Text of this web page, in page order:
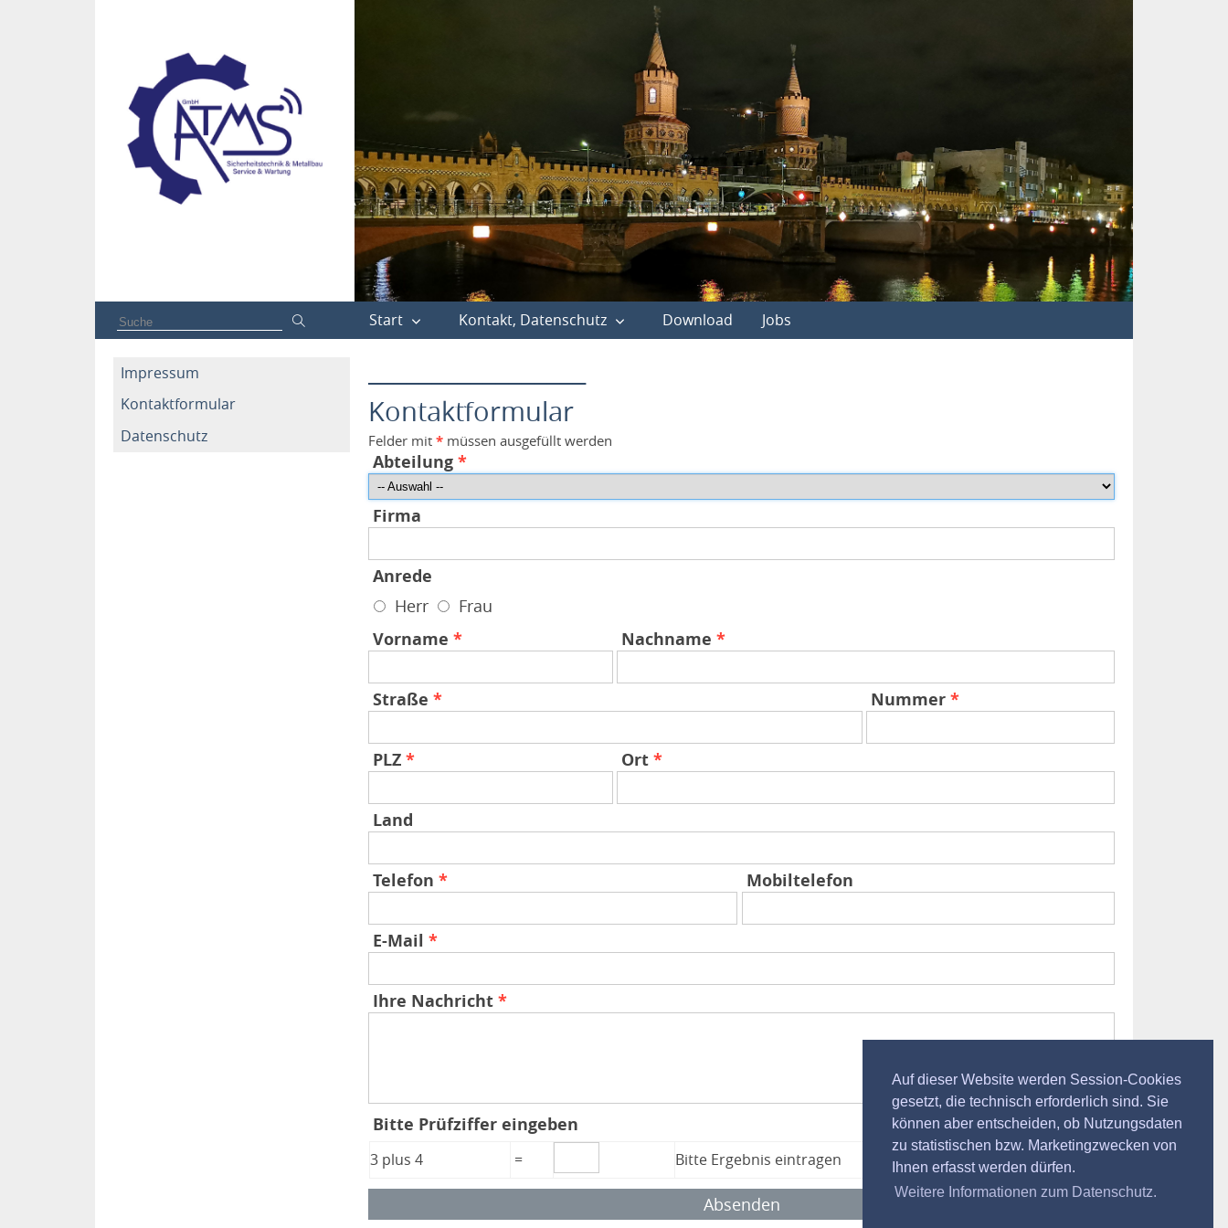
Auf dieser Website werden Session-Cookies
gesetzt, die technisch erforderlich sind. Sie
können aber entscheiden, ob Nutzungsdaten
zu statistischen bzw. Marketingzwecken von
Ihnen erfasst werden dürfen.
Weitere Informationen zum Datenschutz.
Start Kontakt, Datenschutz Download Jobs
Impressum
Kontaktformular
Datenschutz
Kontaktformular
Felder mit * müssen ausgefüllt werden
Abteilung *
Firma
Anrede
Herr Frau
Vorname * Nachname*
Straße * Nummer *
PLZ * Ort*
Land
Telefon * Mobiltelefon
E-Mail *
Ihre Nachricht *
Bitte Prüfziffer eingeben
3 plus 4 = Bitte Ergebnis eintragen
Absenden